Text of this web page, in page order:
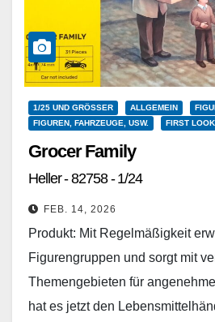
1/25 UND GRÖSSER ALLGEMEIN
FIGUREN, FAHRZEUGE, USW.
FIRST
Grocer Family
Heller - 82758 - 1/24
FEB. 14, 2026
Produkt: Mit Regelmäßigkeit
Figurengruppen und sorgt mit
Themengebieten für
hat es jetzt den